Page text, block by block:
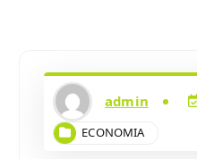
admin
ECONOMIA